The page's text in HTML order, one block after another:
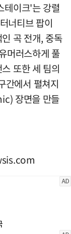
테이크'는 강렬
너티브 팝이
곡 전개, 중독
머러스하게 풀
또한 세 팀의
간에서 펼쳐지
장면을 만들